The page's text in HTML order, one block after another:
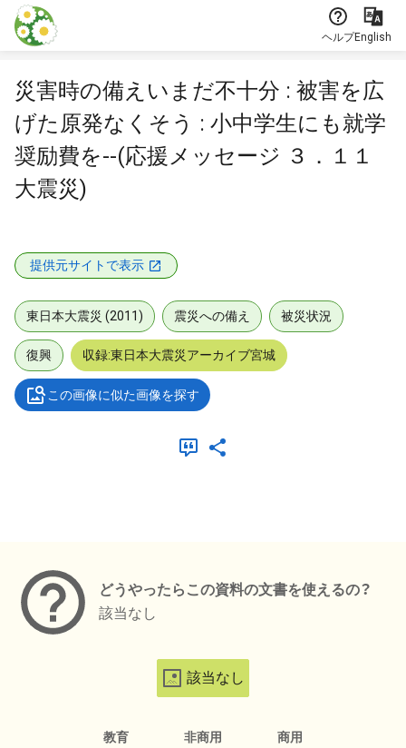
本文に飛ぶ
ヘルプEnglish
災害時の備えいまだ不十分 : 被害を広
げた原発なくそう : 小中学生にも就学
奨励費を--(応援メッセージ ３．１１
大震災)
提供元サイトで表示
東日本大震災 (2011) 震災への備え 被災状況
復興 収録:東日本大震災アーカイブ宮城
この画像に似た画像を探す
どうやったらこの資料の文書を使えるの？
該当なし
該当なし
教育 非商用 商用